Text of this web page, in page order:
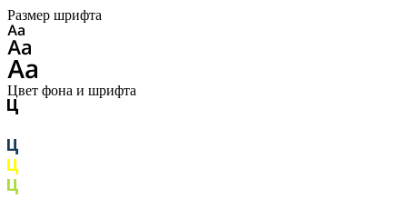
Размер шрифта
Цвет фона и шрифта